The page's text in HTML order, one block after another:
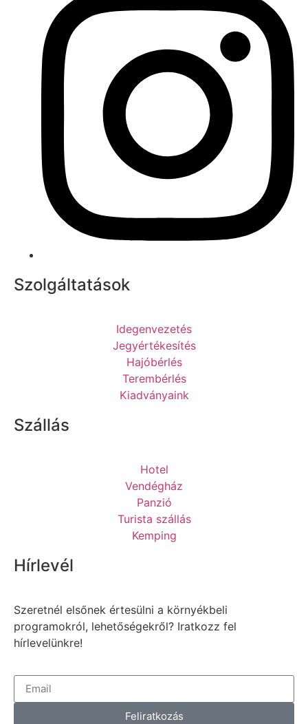
Szolgáltatások
Idegenvezetés
Jegyértékesítés
Hajóbérlés
Terembérlés
Kiadványaink
Szállás
Hotel
Vendégház
Panzió
Turista szállás
Kemping
Hírlevél
Szeretnél elsőnek értesülni a környékbeli
programokról, lehetőségekről? Iratkozz fel
hírlevelünkre!
Feliratkozás